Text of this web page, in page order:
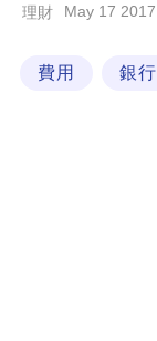
業
技
理財 May 17 2017
費用 銀行